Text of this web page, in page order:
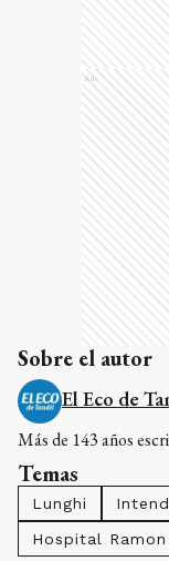
Ads
Sobre el autor
El Eco de
Más de 143 años
Temas
Lunghi
Hospital